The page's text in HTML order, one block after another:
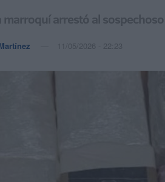
marroquí arrestó al
11/05/2026 - 22:23